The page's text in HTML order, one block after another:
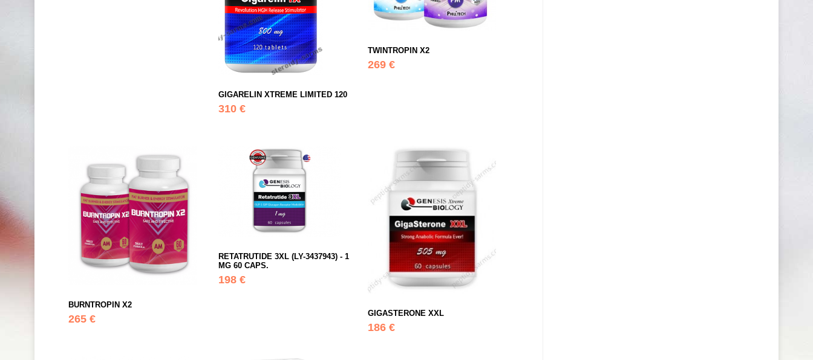
GIGARELIN XTREME LIMITED 120
310 €
TWINTROPIN X2
269 €
BURNTROPIN X2
265 €
RETATRUTIDE 3XL (LY-3437943) - 1
MG 60 CAPS.
198 €
GIGASTERONE XXL
186 €